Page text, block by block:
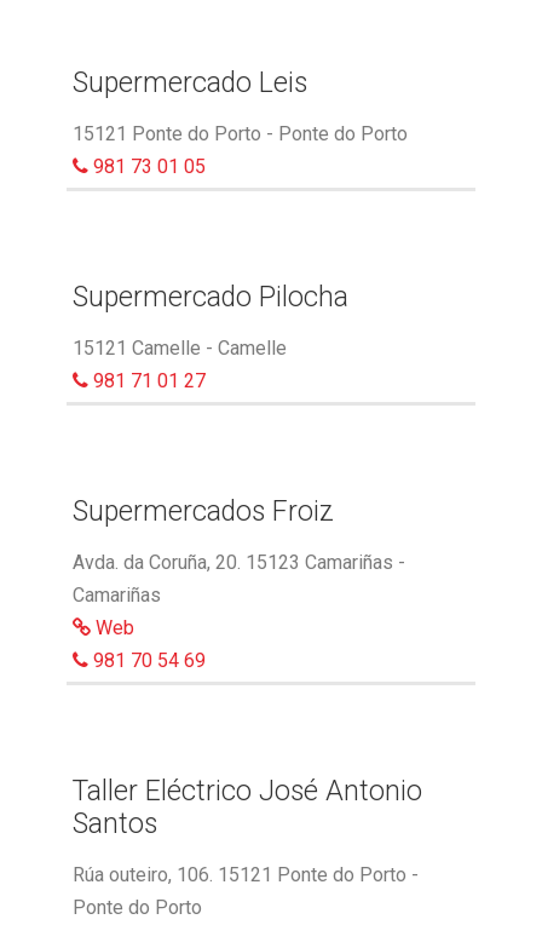
Supermercado Leis
15121 Ponte do Porto - Ponte do Porto
981 73 01 05
Supermercado Pilocha
15121 Camelle - Camelle
981 71 01 27
Supermercados Froiz
Avda. da Coruña, 20. 15123 Camariñas -
Camariñas
Web
981 70 54 69
Taller Eléctrico José Antonio
Santos
Rúa outeiro, 106. 15121 Ponte do Porto -
Ponte do Porto